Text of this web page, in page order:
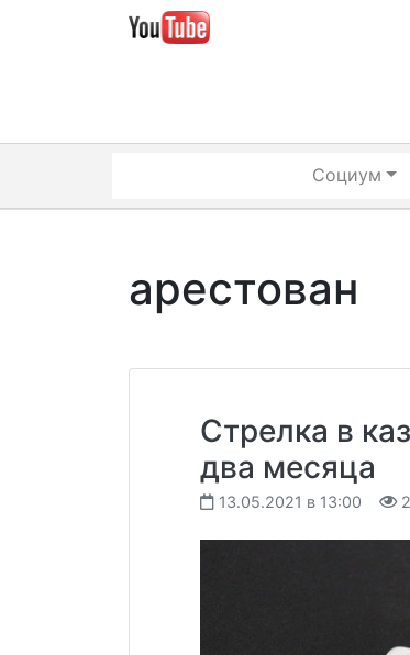
Социум
арестован
Стрелка в
два месяца
13.05.2021 в 13:00